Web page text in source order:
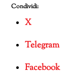
Condividi:
X
Telegram
Facebook